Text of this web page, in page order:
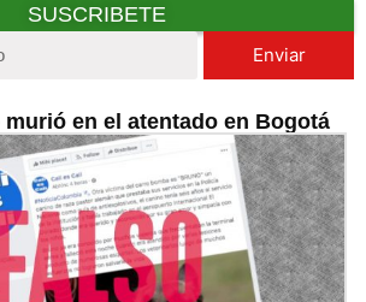
SUSCRIBETE
Enviar
en el atentado en Bogotá